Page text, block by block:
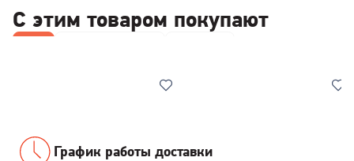
С этим товаром покупают
График работы доставки